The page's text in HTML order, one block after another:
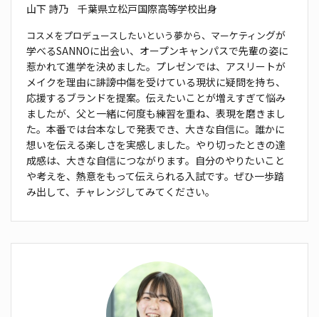
山下 詩乃 千葉県立松戸国際高等学校出身
コスメをプロデュースしたいという夢から、マーケティングが
学べるSANNOに出会い、オープンキャンパスで先輩の姿に
惹かれて進学を決めました。 プレゼンでは、 アスリートが
メイクを理由に誹謗中傷を受けている現状に疑問を持ち、
応援するブランドを提案。伝えたいことが増えすぎて悩み
ましたが、父と一緒に何度も練習を重ね、 表現を磨きまし
た。 本番では台本なしで発表でき、大きな自信に。誰かに
想いを伝える楽しさを実感しました。 やり切ったときの達
成感は、大きな自信につながります。自分のやりたいこと
や考えを、熱意をもって伝えられる入試です。ぜひ一歩踏
み出して、チャレンジしてみてください。